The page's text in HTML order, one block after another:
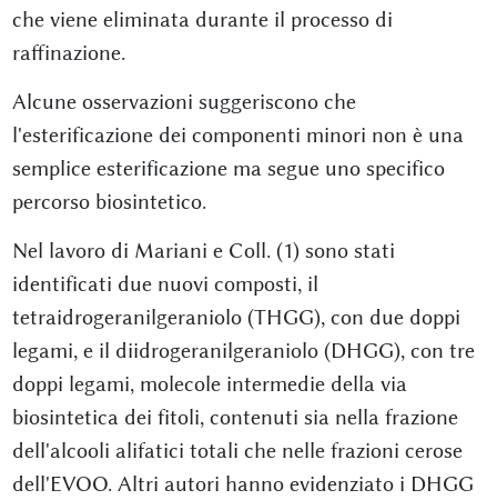
che viene eliminata durante il processo di
raffinazione.
Alcune osservazioni suggeriscono che
l'esterificazione dei componenti minori non è una
semplice esterificazione ma segue uno specifico
percorso biosintetico.
Nel lavoro di Mariani e Coll. (1) sono stati
identificati due nuovi composti, il
tetraidrogeranilgeraniolo (THGG), con due doppi
legami, e il diidrogeranilgeraniolo (DHGG), con tre
doppi legami, molecole intermedie della via
biosintetica dei fitoli, contenuti sia nella frazione
dell'alcooli alifatici totali che nelle frazioni cerose
dell'EVOO. Altri autori hanno evidenziato i DHGG